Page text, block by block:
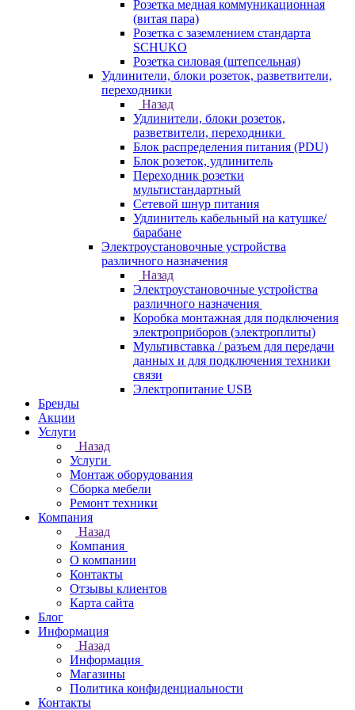
Розетка медная коммуникационная
(витая пара)
Розетка с заземлением стандарта
SCHUKO
Розетка силовая (штепсельная)
Удлинители, блоки розеток, разветвители,
переходники
Назад
Удлинители, блоки розеток,
разветвители, переходники
Блок распределения питания (PDU)
Блок розеток, удлинитель
Переходник розетки
мультистандартный
Сетевой шнур питания
Удлинитель кабельный на катушке/
барабане
Электроустановочные устройства
различного назначения
Назад
Электроустановочные устройства
различного назначения
Коробка монтажная для подключения
электроприборов (электроплиты)
Мультивставка / разъем для передачи
данных и для подключения техники
связи
Электропитание USB
Бренды
Акции
Услуги
Назад
Услуги
Монтаж оборудования
Сборка мебели
Ремонт техники
Компания
Назад
Компания
О компании
Контакты
Отзывы клиентов
Карта сайта
Блог
Информация
Назад
Информация
Магазины
Политика конфиденциальности
Контакты